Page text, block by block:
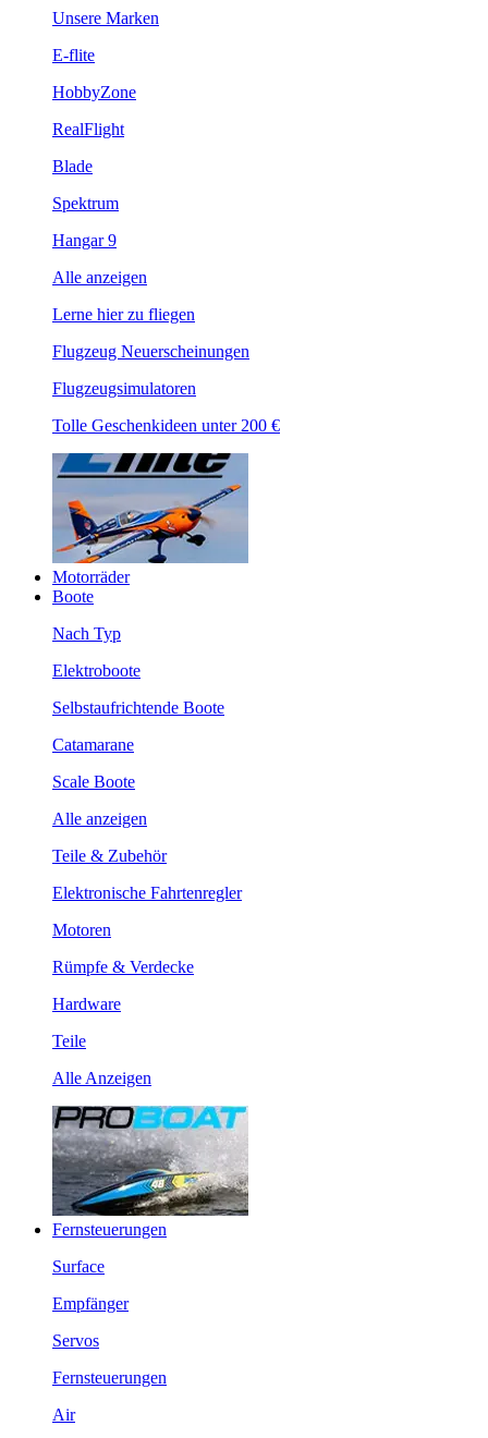
Unsere Marken
E-flite
HobbyZone
RealFlight
Blade
Spektrum
Hangar 9
Alle anzeigen
Lerne hier zu fliegen
Flugzeug Neuerscheinungen
Flugzeugsimulatoren
Tolle Geschenkideen unter 200 €
Motorräder
Boote
Nach Typ
Elektroboote
Selbstaufrichtende Boote
Catamarane
Scale Boote
Alle anzeigen
Teile & Zubehör
Elektronische Fahrtenregler
Motoren
Rümpfe & Verdecke
Hardware
Teile
Alle Anzeigen
Fernsteuerungen
Surface
Empfänger
Servos
Fernsteuerungen
Air